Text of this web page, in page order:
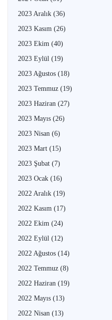
2023 Aralık (36)
2023 Kasım (26)
2023 Ekim (40)
2023 Eylül (19)
2023 Ağustos (18)
2023 Temmuz (19)
2023 Haziran (27)
2023 Mayıs (26)
2023 Nisan (6)
2023 Mart (15)
2023 Şubat (7)
2023 Ocak (16)
2022 Aralık (19)
2022 Kasım (17)
2022 Ekim (24)
2022 Eylül (12)
2022 Ağustos (14)
2022 Temmuz (8)
2022 Haziran (19)
2022 Mayıs (13)
2022 Nisan (13)